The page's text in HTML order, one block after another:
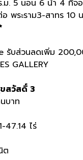
.ม. 5 นอน 6 น้ำ 4 ที่จ
พระราม3-สาทร 10
รับส่วนลดเพิ่ม
GALLERY
สวัสดิ์ 3
บาท
47.14 ไร่
ต